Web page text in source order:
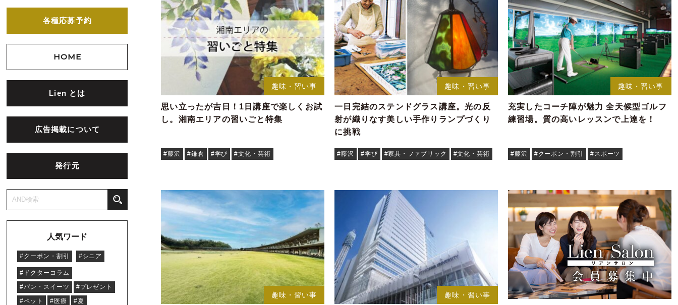
各種応募予約
HOME
Lien とは
広告掲載について
発行元
人気ワード
#クーポン・割引 #シニア
#ドクターコラム
#パン・スイーツ
#プレゼント
#ペット
#医療
#夏
趣味・習い事
思い立ったが吉日！1日講座で楽しくお試
し。湘南エリアの習いごと特集
#藤沢 #鎌倉 #学び #文化・芸術
趣味・習い事
一日完結のステンドグラス講座。光の反
射が織りなす美しい手作りランプづくり
に挑戦
#藤沢 #学び #家具・ファブリック #文化・芸術
趣味・習い事
充実したコーチ陣が魅力 全天候型ゴルフ
練習場。質の高いレッスンで上達を！
#藤沢 #クーポン・割引 #スポーツ
趣味・習い事 趣味・習い事